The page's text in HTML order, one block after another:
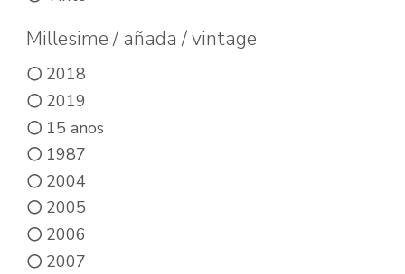
Millesime / añada / vintage
2018
2019
15 anos
1987
2004
2005
2006
2007